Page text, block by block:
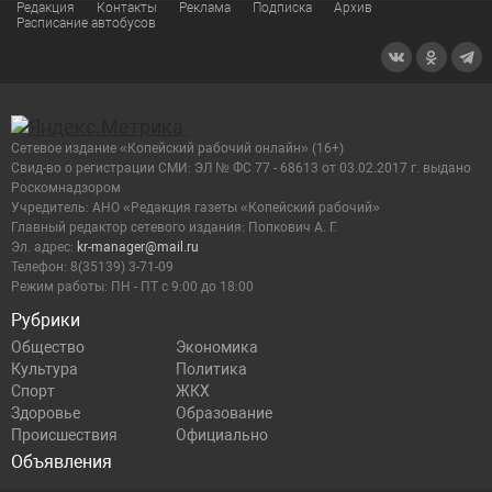
Редакция Контакты Реклама Подписка
Архив
Расписание автобусов
Рубрики
Общество
Экономика
Культура
Политика
Спорт
ЖКХ
Здоровье
Образование
Происшествия
Официально
Объявления
Сетевое издание «Копейский рабочий онлайн» (16+)
Cвид-во о регистрации СМИ: ЭЛ № ФС 77 - 68613 от 03.02.2017 г. выдано
Роскомнадзором
Учредитель: АНО «Редакция газеты «Копейский рабочий»
Главный редактор сетевого издания: Попкович А. Г.
Эл. адрес: kr-manager@mail.ru
Телефон: 8(35139) 3-71-09
Режим работы: ПН - ПТ с 9:00 до 18:00